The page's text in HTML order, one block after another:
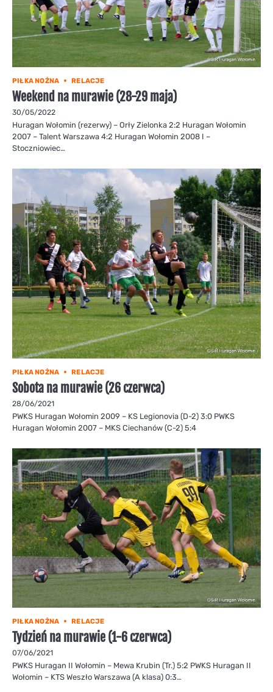
PIŁKA NOŻNA RELACJE
Weekend na murawie (28-29 maja)
30/05/2022
Huragan Wołomin (rezerwy) – Orły Zielonka 2:2 Huragan Wołomin
2007 – Talent Warszawa 4:2 Huragan Wołomin 2008 I –
Stoczniowiec…
PIŁKA NOŻNA RELACJE
Sobota na murawie (26 czerwca)
28/06/2021
PWKS Huragan Wołomin 2009 – KS Legionovia (D-2) 3:0 PWKS
Huragan Wołomin 2007 – MKS Ciechanów (C-2) 5:4
PIŁKA NOŻNA RELACJE
Tydzień na murawie (1-6 czerwca)
07/06/2021
PWKS Huragan II Wołomin – Mewa Krubin (Tr.) 5:2 PWKS Huragan II
Wołomin – KTS Weszło Warszawa (A klasa) 0:3…